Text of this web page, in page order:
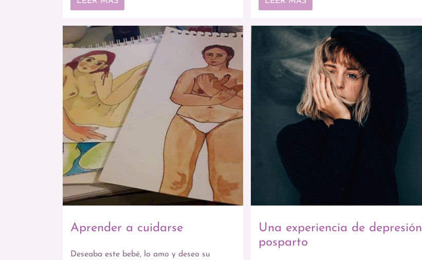
Aprender a cuidarse
Deseaba este bebé, lo amo y deseo su
Una experiencia de depresión
posparto